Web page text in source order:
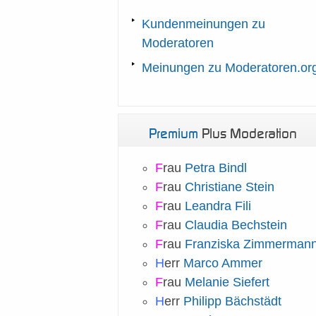
Kundenmeinungen zu
Moderatoren
Meinungen zu
Premium Plus Moderation
Frau Petra Bindl
Frau Christiane Stein
Frau Leandra Fili
Frau Claudia Bechstein
Frau Franziska
Herr Marco Ammer
Frau Melanie Siefert
Herr Philipp Bächstädt